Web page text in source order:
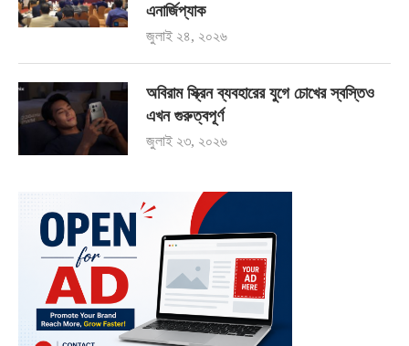
এনার্জিপ্যাক
জুলাই ২৪, ২০২৬
অবিরাম স্ক্রিন ব্যবহারের যুগে চোখের স্বস্তিও
এখন গুরুত্বপূর্ণ
জুলাই ২৩, ২০২৬